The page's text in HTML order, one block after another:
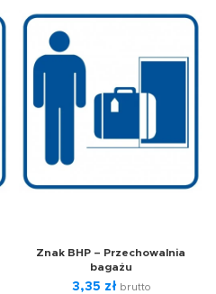
Znak BHP – Przechowalnia
bagażu
3,35 zł brutto